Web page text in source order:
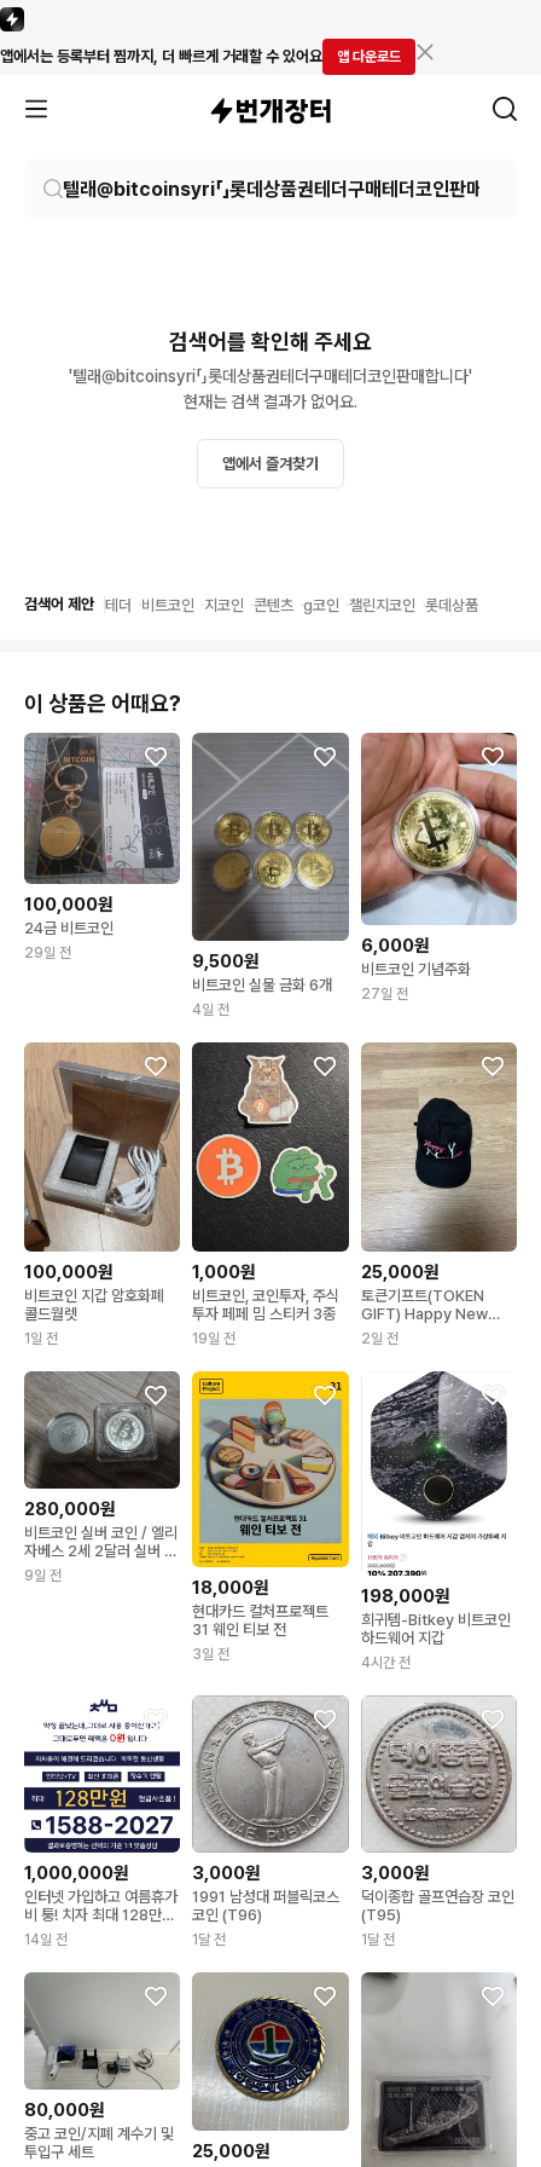
앱에서는 등록부터 찜까지, 더 빠르게 거래할 수 있어요 앱 다운로드
검색어를 확인해 주세요
'텔래@bitcoinsyri「」롯데상품권테더구매테더코인판매합니다'
현재는 검색 결과가 없어요.
앱에서 즐겨찾기
검색어 제안 테더 비트코인 지코인 콘텐츠 g코인 챌린지코인 롯데상품
이 상품은 어때요?
100,000원
24금 비트코인
29일 전 9,500원
비트코인 실물 금화 6개
4일 전
6,000원
비트코인 기념주화
27일 전
100,000원
비트코인 지갑 암호화폐
콜드월렛
1일 전
1,000원
비트코인, 코인투자, 주식
투자 페페 밈 스티커 3종
19일 전
25,000원
토큰기프트(TOKEN
GIFT) Happy New
Year
2일 전
280,000원
비트코인 실버 코인 / 엘리
자베스 2세 2달러 실버 코
인2온즈
9일 전
18,000원
현대카드 컬처프로젝트
31 웨인 티보 전
3일 전
198,000원
희귀템-Bitkey 비트코인
하드웨어 지갑
4시간 전
1,000,000원
인터넷 가입하고 여름휴가
비 퉁! 치자 최대 128만원
혜택~!
14일 전
3,000원
1991 남성대 퍼블릭코스
코인 (T96)
1달 전
3,000원
덕이종합 골프연습장 코인
(T95)
1달 전
80,000원
중고 코인/지폐 계수기 및
투입구 세트
25,000원